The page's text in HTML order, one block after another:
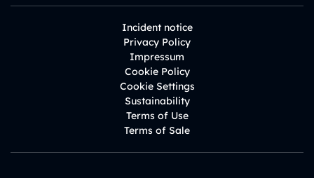
Incident notice
Privacy Policy
Impressum
Cookie Policy
Cookie Settings
Sustainability
Terms of Use
Terms of Sale